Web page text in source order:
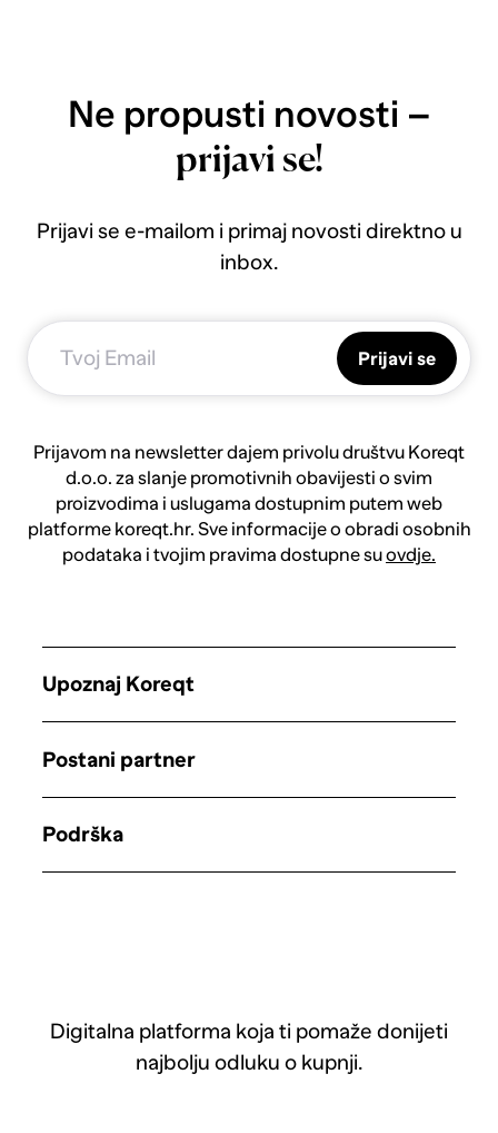
Ne propusti novosti –
prijavi se!
Prijavi se e-mailom i primaj novosti direktno u
inbox.
Prijavi se
Prijavom na newsletter dajem privolu društvu Koreqt
d.o.o. za slanje promotivnih obavijesti o svim
proizvodima i uslugama dostupnim putem web
platforme koreqt.hr. Sve informacije o obradi osobnih
podataka i tvojim pravima dostupne suovdje.
Digitalna platforma koja ti pomaže donijeti
najbolju odluku o kupnji.
Upoznaj Koreqt
Postani partner
Podrška